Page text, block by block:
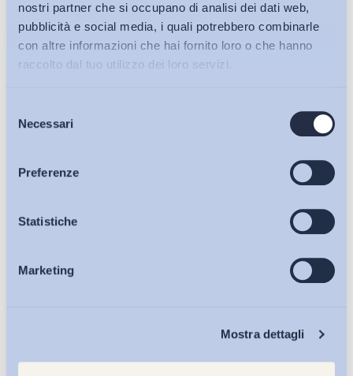
nostri partner che si occupano di analisi dei dati web,
pubblicità e social media, i quali potrebbero combinarle
con altre informazioni che hai fornito loro o che hanno
raccolto dal tuo utilizzo dei loro servizi.
delNecessari
Preferenze
Statistiche
Marketing
Mostra dettagli
Bollettini ADAPT
Articoli
Osservatori
Eventi
Ho letto e Accetto il trattamento dei dati personali descritti